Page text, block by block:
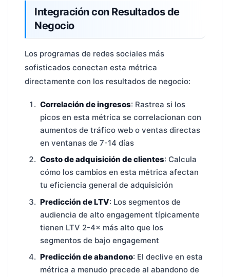
Integración con Resultados de
Negocio
Los programas de redes sociales más
sofisticados conectan esta métrica
directamente con los resultados de negocio:
Correlación de ingresos: Rastrea si los
picos en esta métrica se correlacionan con
aumentos de tráfico web o ventas directas
en ventanas de 7-14 días
Costo de adquisición de clientes: Calcula
cómo los cambios en esta métrica afectan
tu eficiencia general de adquisición
Predicción de LTV: Los segmentos de
audiencia de alto engagement típicamente
tienen LTV 2-4× más alto que los
segmentos de bajo engagement
Predicción de abandono: El declive en esta
métrica a menudo precede al abandono de